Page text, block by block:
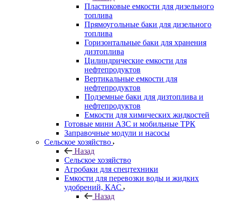
Пластиковые емкости для дизельного
топлива
Прямоугольные баки для дизельного
топлива
Горизонтальные баки для хранения
дизтоплива
Цилиндрические емкости для
нефтепродуктов
Вертикальные емкости для
нефтепродуктов
Подземные баки для дизтоплива и
нефтепродуктов
Емкости для химических жидкостей
Готовые мини АЗС и мобильные ТРК
Заправочные модули и насосы
Сельское хозяйство
Назад
Сельское хозяйство
Агробаки для спецтехники
Емкости для перевозки воды и жидких
удобрений, КАС
Назад